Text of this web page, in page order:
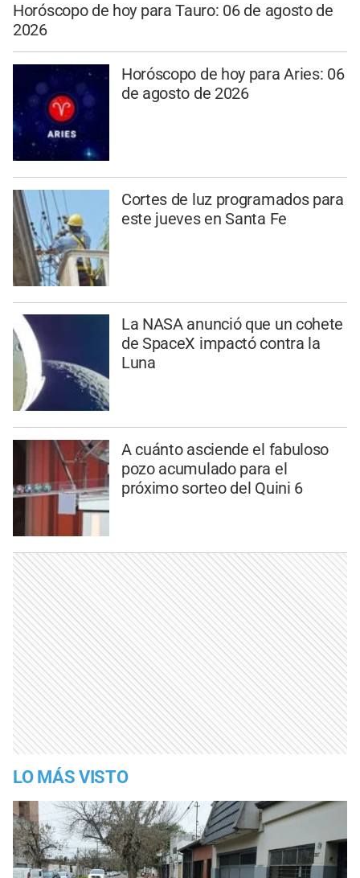
Horóscopo de hoy para Tauro: 06 de agosto de
2026
Horóscopo de hoy para Aries: 06
de agosto de 2026
Cortes de luz programados para
este jueves en Santa Fe
La NASA anunció que un cohete
de SpaceX impactó contra la
Luna
A cuánto asciende el fabuloso
pozo acumulado para el
próximo sorteo del Quini 6
LO MÁS VISTO